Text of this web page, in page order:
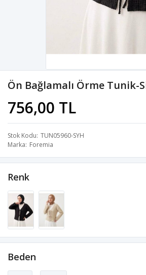
Ön Bağlamalı Örme Tunik-
756,00 TL
Stok Kodu TUN05960-SYH
Marka Foremia
Renk
Beden